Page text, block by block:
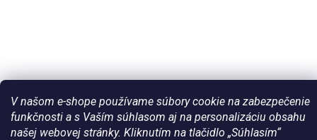
V našom e-shope používame súbory cookie na zabezpečenie
funkčnosti a s Vaším súhlasom aj na personalizáciu obsahu
našej webovej stránky. Kliknutím na tlačidlo „Súhlasím“